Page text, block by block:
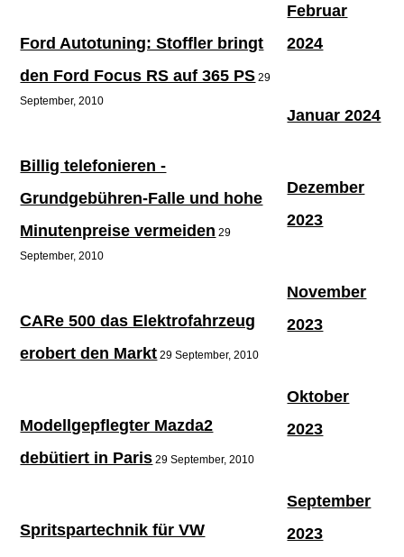
Ford Autotuning: Stoffler bringt
den Ford Focus RS auf 365 PS 29
September, 2010
Billig telefonieren -
Grundgebühren-Falle und hohe
Minutenpreise vermeiden 29
September, 2010
CARe 500 das Elektrofahrzeug
erobert den Markt 29 September, 2010
Modellgepflegter Mazda2
debütiert in Paris 29 September, 2010
Spritspartechnik für VW
Februar
2024
Januar 2024
Dezember
2023
November
2023
Oktober
2023
September
2023